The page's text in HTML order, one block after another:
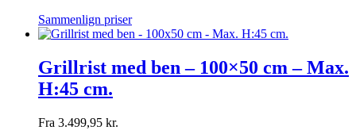
Sammenlign priser
Grillrist med ben – 100×50 cm – Max.
H:45 cm.
Fra 3.499,95 kr.